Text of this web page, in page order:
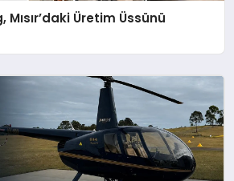
Üretim Üssünü